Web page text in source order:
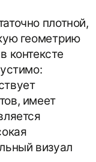
плотной,
геометрию
контексте
имеет
визуал